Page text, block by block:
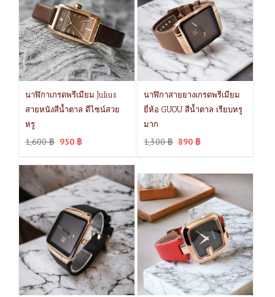
นาฬิกาเกรดพรีเมียม Julius
สายหนังสีน้ำตาล ดีไซน์สวย
หรู
1,600฿ 950 ฿
นาฬิกาสายยางเกรดพรีเมียม
ยี่ห้อ GUOU สีน้ำตาล เรียบหรู
มาก
1,300฿ 890 ฿